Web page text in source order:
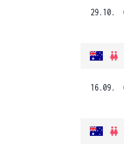
29.10.
16.09.